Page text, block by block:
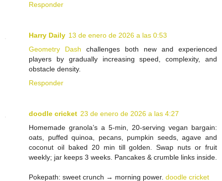
Responder
Harry Daily 13 de enero de 2026 a las 0:53
Geometry Dash challenges both new and experienced
players by gradually increasing speed, complexity, and
obstacle density.
Responder
doodle cricket 23 de enero de 2026 a las 4:27
Homemade granola’s a 5-min, 20-serving vegan bargain:
oats, puffed quinoa, pecans, pumpkin seeds, agave and
coconut oil baked 20 min till golden. Swap nuts or fruit
weekly; jar keeps 3 weeks. Pancakes & crumble links inside.
Pokepath: sweet crunch → morning power. doodle cricket